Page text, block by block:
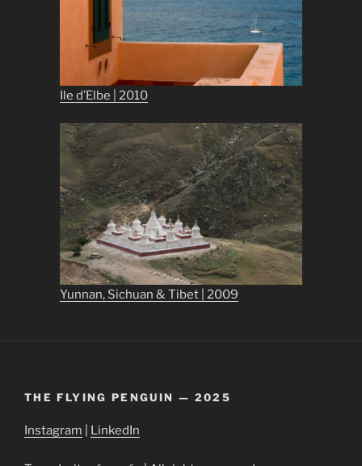
Ile d’Elbe | 2010
Yunnan, Sichuan & Tibet | 2009
THE FLYING PENGUIN — 2025
Instagram LinkedIn